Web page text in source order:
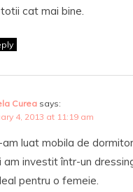
cat mai bine.
Curea says:
4, 2013 at 11:19 am
luat mobila de
am investit într-un
pentru o femeie.